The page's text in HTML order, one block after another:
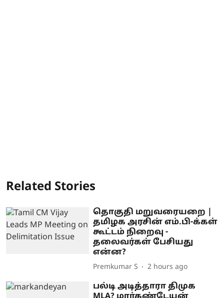
Related Stories
தொகுதி மறுவரையறை |
தமிழக அரசின் எம்.பி-க்கள்
கூட்டம் நிறைவு -
தலைவர்கள் பேசியது
என்ன?
Premkumar S 2 hours ago
பல்டி அடித்தாரா திமுக